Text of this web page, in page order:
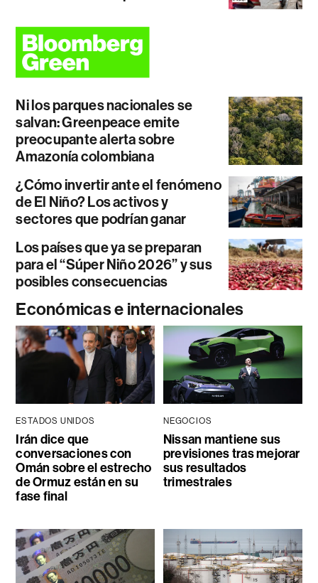
Ni los parques nacionales se
salvan: Greenpeace emite
preocupante alerta sobre
Amazonía colombiana
¿Cómo invertir ante el fenómeno
de El Niño? Los activos y
sectores que podrían ganar
Los países que ya se preparan
para el “Súper Niño 2026” y sus
posibles consecuencias
Económicas e internacionales
ESTADOS UNIDOS
Irán dice que
conversaciones con
Omán sobre el estrecho
de Ormuz están en su
fase final
NEGOCIOS
Nissan mantiene sus
previsiones tras mejorar
sus resultados
trimestrales